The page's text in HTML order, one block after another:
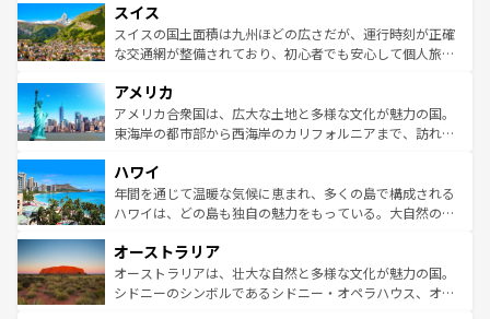
れる地方に足を運ぶとそれぞれで全く異なる文化を体験で
きるだろう。 なお、新着のフランス情報はコンテンツ一覧
を参照してほしい。
は、お酒好きな人にはぜひ体験してほしい。 なお、新着の
ドイツ情報はコンテンツ一覧を参照してほしい。
リアごとに異なる魅力がある。また、優雅なアフタヌーン
ティー、ビール好きにはたまらない英国パブ、サッカー観
戦など、本場だからこそできる体験も豊富。イギリスを旅
ンツ一覧を参照してほしい。
スイス
スイスの国土面積は九州ほどの広さだが、運行時刻が正確
な交通網が整備されており、初心者でも安心して個人旅行
の建物がそのまま残る町や、スイスならではのユニークな
博物館もあり、アルプス観光だけでなく町歩きも満喫する
ことができる。国民の所得が高いため物価も高いが、旅行
ば市内交通費無料で観光を楽しむこともできる。 なお、新
着のスイス情報はコンテンツ一覧 を参照してほしい。
アメリカ
アメリカ合衆国は、広大な土地と多様な文化が魅力の国。
東海岸の都市部から西海岸のカリフォルニアまで、訪れる
のような巨大都市は、観光、ショッピング、エンターテイ
ンメントが詰まった刺激的なスポットだ。一方、アメリカ
西部には大自然が広がり、グランドキャニオンやイエロー
部のニューオーリンズでは、音楽と美食が融合した独特の
文化が魅力。旅行者はアメリカの各地域で異なる魅力を楽
しみながら、その多様性と豊かな歴史を感じることができ
ハワイ
年間を通じて温暖な気候に恵まれ、多くの島で構成される
ハワイは、どの島も独自の魅力をもっている。大自然の神
ワイ島は見逃せない。また、定番の観光地といえばオアフ
島だが、静かな自然を求めるならマウイ島やカウアイ島が
おすすめ。エメラルドグリーンに輝く海をはじめ、豊かな
オーストラリア
オーストラリアは、壮大な自然と多様な文化が魅力の国。
シドニーのシンボルであるシドニー・オペラハウス、オー